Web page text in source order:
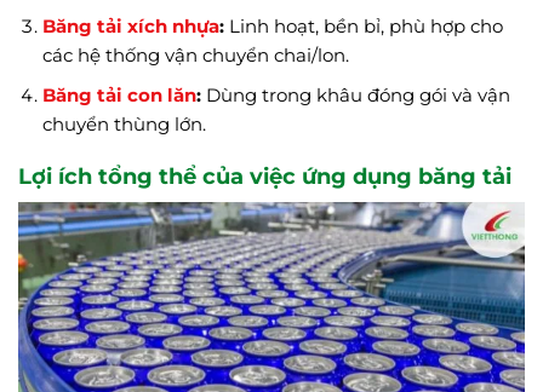
Băng tải xích nhựa:Linh hoạt, bền bỉ, phù hợp cho
các hệ thống vận chuyển chai/lon.
Băng tải con lăn:Dùng trong khâu đóng gói và vận
chuyển thùng lớn.
Lợi ích tổng thể của việc ứng dụng băng tải